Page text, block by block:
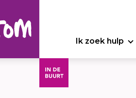
Ik zoek hulp